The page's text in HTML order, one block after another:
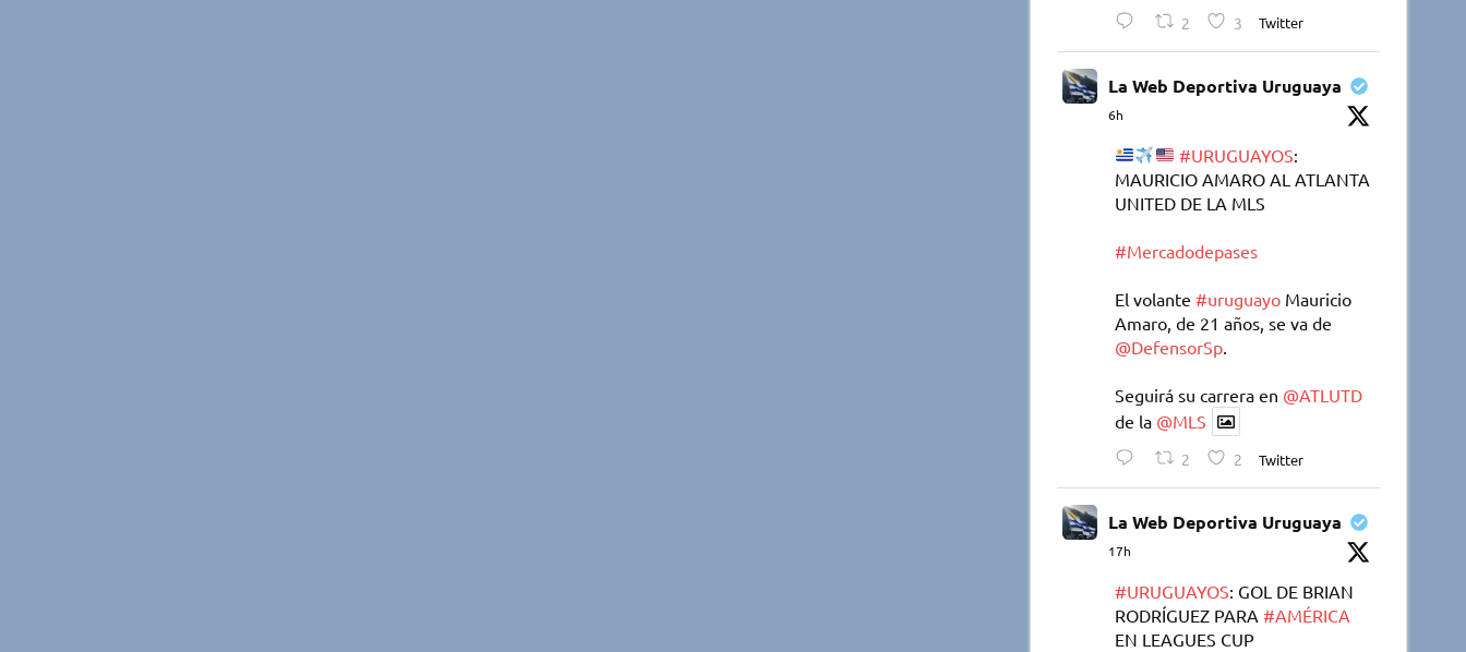
2 3 Twitter
La Web Deportiva Uruguaya
6h
#URUGUAYOS:
MAURICIO AMARO AL ATLANTA
UNITED DE LA MLS
#Mercadodepases
El volante#uruguayo Mauricio
Amaro, de 21 años, se va de
@DefensorSp
Seguirá su carrera en @ATLUTD
de la @MLS
2 2 Twitter
La Web Deportiva Uruguaya
17h
#URUGUAYOS: GOL DE BRIAN
RODRÍGUEZ PARA#AMÉRICA
EN LEAGUES CUP